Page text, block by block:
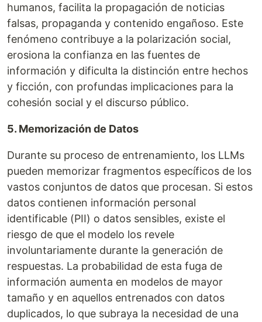
humanos, facilita la propagación de noticias
falsas, propaganda y contenido engañoso. Este
fenómeno contribuye a la polarización social,
erosiona la confianza en las fuentes de
información y dificulta la distinción entre hechos
y ficción, con profundas implicaciones para la
cohesión social y el discurso público.
5. Memorización de Datos
Durante su proceso de entrenamiento, los LLMs
pueden memorizar fragmentos específicos de los
vastos conjuntos de datos que procesan. Si estos
datos contienen información personal
identificable (PII) o datos sensibles, existe el
riesgo de que el modelo los revele
involuntariamente durante la generación de
respuestas. La probabilidad de esta fuga de
información aumenta en modelos de mayor
tamaño y en aquellos entrenados con datos
duplicados, lo que subraya la necesidad de una